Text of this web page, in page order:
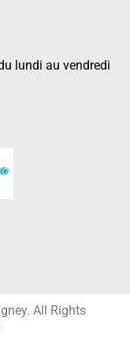
lundi au vendredi
All Rights